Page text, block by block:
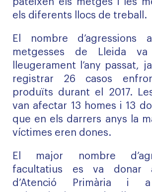
pateixen els metges i les
els diferents llocs de treball.
El nombre d’agressions
metgesses de Lleida va
lleugerament l’any passat,
registrar 26 casos
produïts durant el 2017.
van afectar 13 homes i 13
que en els darrers anys la
víctimes eren dones.
El major nombre
facultatius es va donar
d’Atenció Primària i a